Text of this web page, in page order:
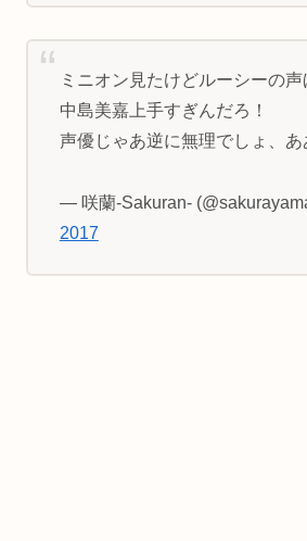
ミニオン見たけどルーシーの声
中島美嘉上手すぎんだろ！
声優じゃあ逆に無理でしょ、
— 咲蘭-Sakuran-
2017